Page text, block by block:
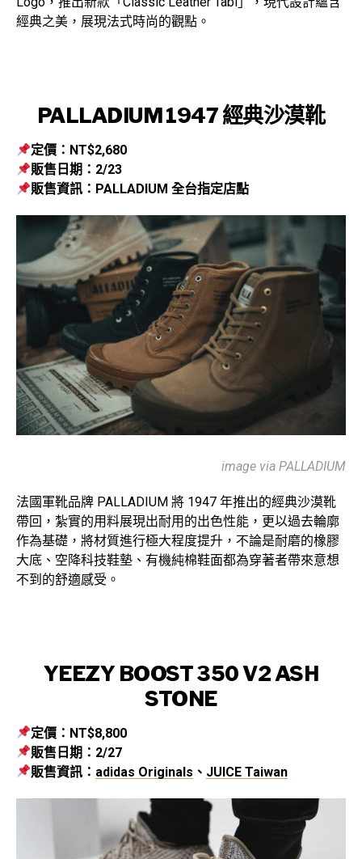
經典之美，展現法式時尚的觀點。
PALLADIUM 1947 經典沙漠靴
定價：NT$2,680
販售日期：2/23
販售資訊：PALLADIUM 全台指定店點
image via PALLADIUM
法國軍靴品牌 PALLADIUM 將 1947 年推出的經典沙漠靴
帶回，紮實的用料展現出耐用的出色性能，更以過去輪廓
作為基礎，將材質進行極大程度提升，不論是耐磨的橡膠
大底、空降科技鞋墊、有機純棉鞋面都為穿著者帶來意想
不到的舒適感受。
YEEZY BOOST 350 V2 ASH
STONE
定價：NT$8,800
販售日期：2/27
販售資訊： adidas Originals 、 JUICE Taiwan